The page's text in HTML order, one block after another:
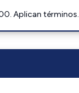
Aplican términos.